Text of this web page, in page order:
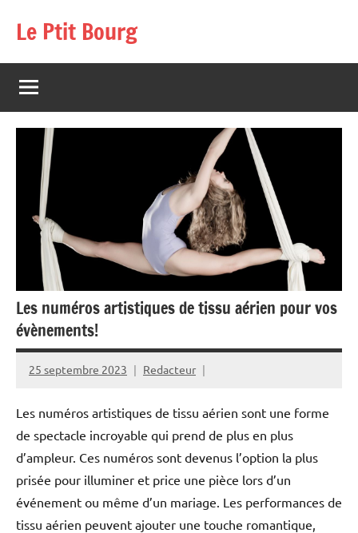
Le Ptit Bourg
Les numéros artistiques de tissu aérien pour vos
évènements!
25 septembre 2023 Redacteur
Les numéros artistiques de tissu aérien sont une forme
de spectacle incroyable qui prend de plus en plus
d’ampleur. Ces numéros sont devenus l’option la plus
prisée pour illuminer et price une pièce lors d’un
événement ou même d’un mariage. Les performances de
tissu aérien peuvent ajouter une touche romantique,